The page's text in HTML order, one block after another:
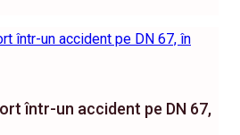
într-un accident pe DN 67,